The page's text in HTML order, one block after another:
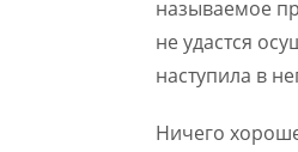
называемое
не удастся
наступила в
Ничего